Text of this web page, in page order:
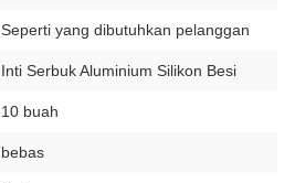
Seperti yang dibutuhkan pelanggan
Inti Serbuk Aluminium Silikon Besi
10 buah
bebas